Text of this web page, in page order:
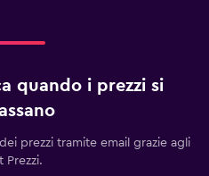
quando i prezzi si
prezzi tramite email grazie agli
Prezzi.